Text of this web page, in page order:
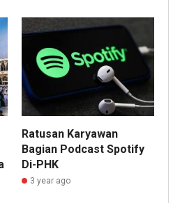
Ratusan Karyawan
Bagian Podcast Spotify
Di-PHK
3 year ago